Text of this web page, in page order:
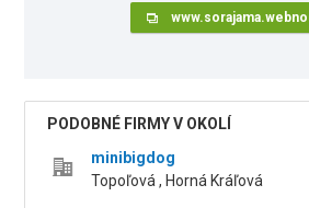
PODOBNÉ FIRMY V OKOLÍ
minibigdog
Topoľová , Horná Kráľová